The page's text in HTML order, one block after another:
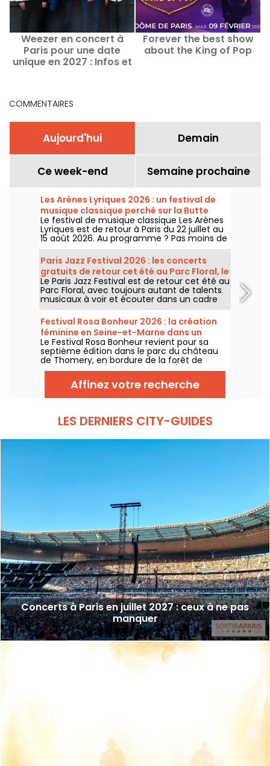
Weezer en concert à
Paris pour une date
unique en 2027 : Infos et
Forever the best show
about the King of Pop
COMMENTAIRES
Aujourd'hui Demain
Ce week-end Semaine prochaine
Les Arènes Lyriques 2026 : un festival de
musique classique perché sur la Butte
Montmartre
Le festival de musique classique Les Arènes
Lyriques est de retour à Paris du 22 juillet au
15 août 2026. Au programme ? Pas moins de
16 concerts donnés au sein des Arènes de
Montmartre, un cadre idyllique pour écouter
les grands classiques.
Paris Jazz Festival 2026 : les concerts
gratuits de retour cet été au Parc Floral, le
programme
Le Paris Jazz Festival est de retour cet été au
Parc Floral, avec toujours autant de talents
musicaux à voir et écouter dans un cadre
bucolique. Voici le programme des concerts
gratuits à découvrir du 24 juin au 6
septembre 2026 !
Festival Rosa Bonheur 2026 : la création
féminine en Seine-et-Marne dans un
château
Le Festival Rosa Bonheur revient pour sa
septième édition dans le parc du château
de Thomery, en bordure de la forêt de
Fontainebleau (Seine-et-Marne), du 4 juillet
au 29 août 2026, avec une programmation
entièrement dédiée à la création féminine
et au matrimoine.
Affinez votre recherche
LES DERNIERS CITY-GUIDES
Concerts à Paris en juillet 2027 : ceux à ne pas
manquer